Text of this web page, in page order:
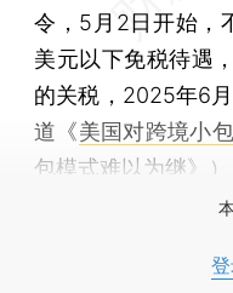
令，5月2日开始，
美元以下免税待遇
的关税，2025年6
道《美国对跨境小
包模式难以为继》）